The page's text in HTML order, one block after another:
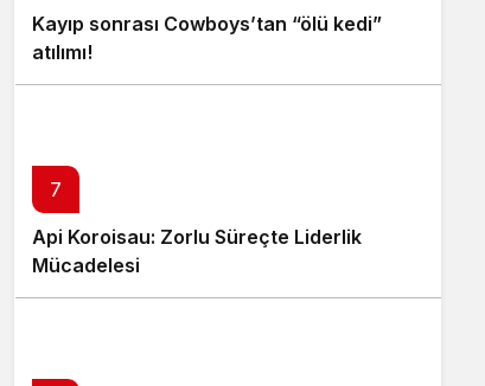
Kayıp sonrası Cowboys’tan “ölü kedi”
atılımı!
7
Api Koroisau: Zorlu Süreçte Liderlik
Mücadelesi